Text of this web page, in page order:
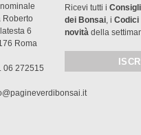
Roberto
6
Roma
06 272515
Ricevi tutti i
dei Bonsai, iCodici
novità della